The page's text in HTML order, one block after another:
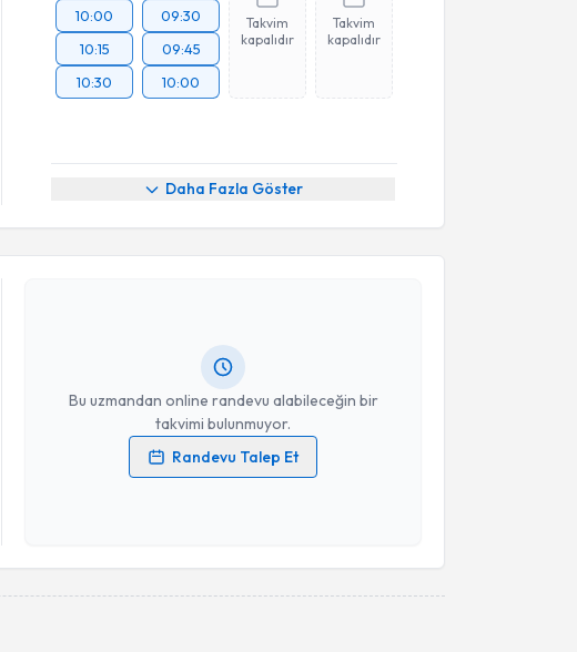
10:00
10:15
10:30
09:30
09:45
10:00
Takvim
kapalıdır
Takvim
kapalıdır
Daha Fazla Göster
Bu uzmandan online randevu alabileceğin bir
takvimi bulunmuyor.
Randevu Talep Et
Randevu Takvimi Talebi
Prof. Dr. Korhan Soylu
Kişisel verilerimin işlenmesine ilişkinAydınlatma Metni
Takvim Talebini Gönder